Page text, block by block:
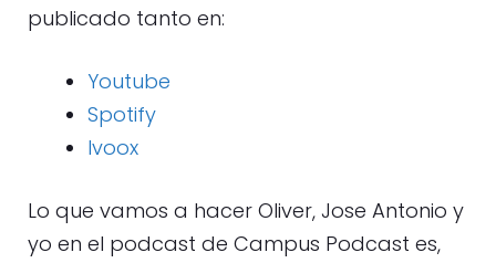
publicado tanto en:
Youtube
Spotify
Ivoox
Lo que vamos a hacer Oliver, Jose Antonio y
yo en el podcast de Campus Podcast es,